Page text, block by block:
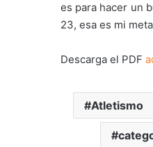
es para hacer un
23, esa es mi
Descarga el PDF
Atletismo